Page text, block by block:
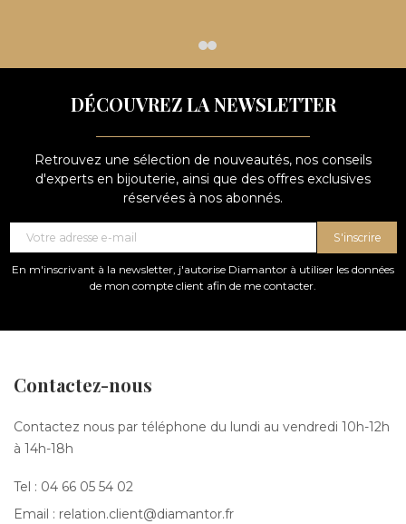
DÉCOUVREZ LA NEWSLETTER
Retrouvez une sélection de nouveautés, nos conseils
d'experts en bijouterie, ainsi que des offres exclusives
réservées à nos abonnés.
S'inscrire
En m'inscrivant à la newsletter, j'autorise Diamantor à utiliser les données
de mon compte client afin de me contacter.
Contactez-nous
Contactez nous par téléphone du lundi au vendredi 10h-12h
à 14h-18h
Tel : 04 66 05 54 02
Email : relation.client@diamantor.fr